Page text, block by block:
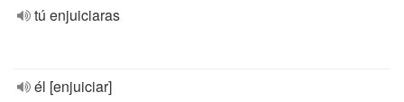
tú enjuiciaras
él [enjuiciar]